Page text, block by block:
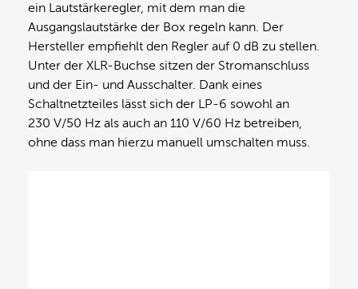
ein Lautstärkeregler, mit dem man die
Ausgangslautstärke der Box regeln kann. Der
Hersteller empfiehlt den Regler auf 0 dB zu stellen.
Unter der XLR-Buchse sitzen der Stromanschluss
und der Ein- und Ausschalter. Dank eines
Schaltnetzteiles lässt sich der LP-6 sowohl an
230 V/50 Hz als auch an 110 V/60 Hz betreiben,
ohne dass man hierzu manuell umschalten muss.